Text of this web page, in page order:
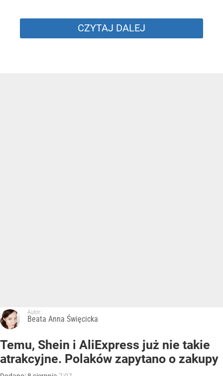
CZYTAJ DALEJ
Autor:
Beata Anna Święcicka
Temu, Shein i AliExpress już nie takie
atrakcyjne. Polaków zapytano o zakupy